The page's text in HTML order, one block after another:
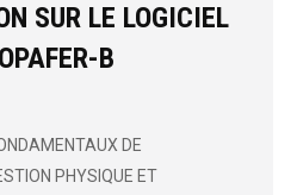
SUR LE LOGICIEL
B
DE
PHYSIQUE ET